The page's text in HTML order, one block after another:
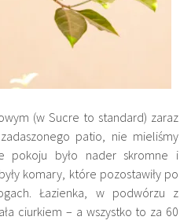
(w Sucre to standard) zaraz
patio, nie mieliśmy
pokoju było nader skromne i
komary, które pozostawiły po
Łazienka, w podwórzu z
ciurkiem – a wszystko to za 60